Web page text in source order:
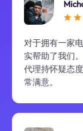
对于拥有一家
实帮助了我们
代理持怀疑态
常满意。